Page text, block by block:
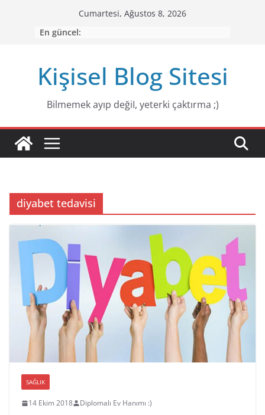
Cumartesi, Ağustos 8, 2026
En güncel:
Kişisel Blog Sitesi
Bilmemek ayıp değiI, yeterki çaktırma ;)
diyabet tedavisi
SAĞLIK
14 Ekim 2018 Diplomalı Ev Hanımı :)